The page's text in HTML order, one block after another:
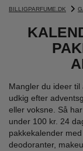
BILLIGPARFUME.DK
Mangler du ideer
udkig efter
eller voksne. Så
under 100 kr. 24
pakkekalender
deodoranter,